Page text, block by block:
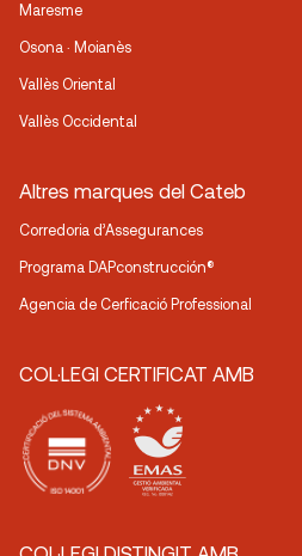
Maresme
Osona · Moianès
Vallès Oriental
Vallès Occidental
Altres marques del Cateb
Corredoria d’Assegurances
Programa DAPconstrucción®
Agencia de Cerficació Professional
COL·LEGI CERTIFICAT AMB